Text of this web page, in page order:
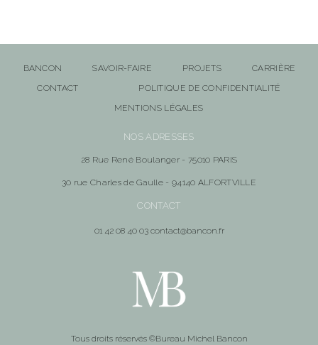
BANCON SAVOIR-FAIRE PROJETS
CARRIÈRE
CONTACT
POLITIQUE DE CONFIDENTIALITÉ
MENTIONS LÉGALES
NOS ADRESSES
28 Rue René Boulanger - 75010 PARIS
30 rue Charles de Gaulle - 94140 ALFORTVILLE
CONTACT
01 42 08 40 03 contact@bancon.fr
Tous droits réservés ©Bureau Michel Bancon